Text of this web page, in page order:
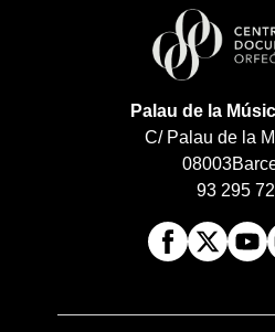
Palau de la
C/ Palau de la
08003
93 295